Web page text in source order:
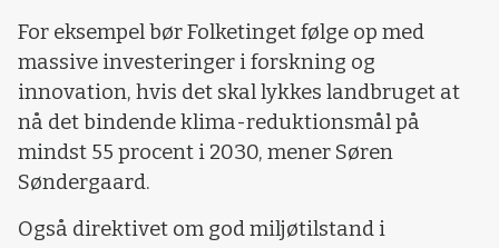
For eksempel bør Folketinget følge op med
massive investeringer i forskning og
innovation, hvis det skal lykkes landbruget at
nå det bindende klima-reduktionsmål på
mindst 55 procent i 2030, mener Søren
Søndergaard.
Også direktivet om god miljøtilstand i